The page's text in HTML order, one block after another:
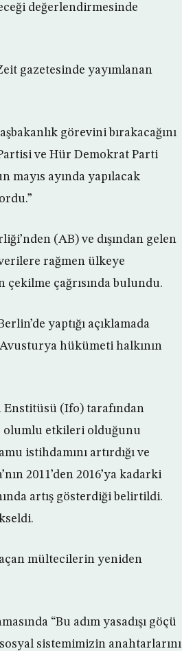
değerlendirmesinde
gazetesinde yayımlanan
görevini bırakacağını
ve Hür Demokrat Parti
mayıs ayında yapılacak
(AB) ve dışından gelen
rağmen ülkeye
çağrısında bulundu.
yaptığı açıklamada
hükümeti halkının
Enstitüsü (Ifo) tarafından
olumlu etkileri olduğunu
istihdamını artırdığı ve
2011’den 2016’ya kadarki
artış gösterdiği belirtildi.
mültecilerin yeniden
“Bu adım yasadışı göçü
sistemimizin anahtarlarını